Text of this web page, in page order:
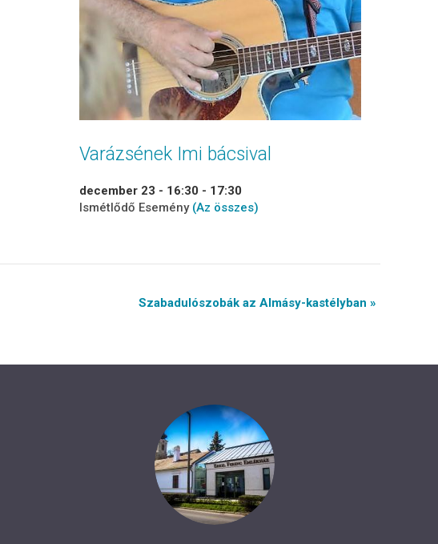
Varázsének Imi bácsival
december 23 - 16:30 - 17:30
Ismétlődő Esemény (Az összes)
Szabadulószobák az Almásy-kastélyban »